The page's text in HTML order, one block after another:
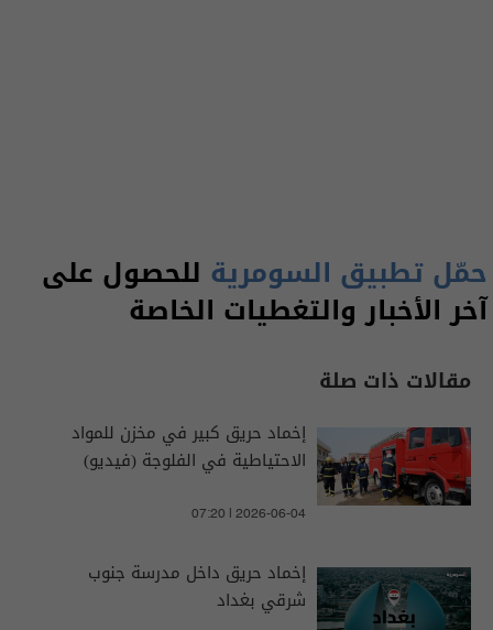
حمّل تطبيق السومرية للحصول على
آخر الأخبار والتغطيات الخاصة
مقالات ذات صلة
إخماد حريق كبير في مخزن للمواد
الاحتياطية في الفلوجة (فيديو)
07:20 | 2026-06-04
إخماد حريق داخل مدرسة جنوب
شرقي بغداد